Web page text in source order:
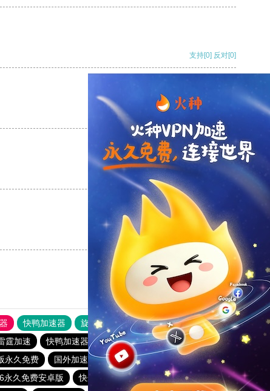
支持[0] 反对[0]
反对
反对[0]
快鸭加速器 旋风加速度器 外网网址导航
软件中心
霆加速 快鸭加速器下载官网苹果
免费加速器永久免费版
永久免费 国外加速器免费 快喵加速器
极风加速器
永久免费安卓版 快连加速器app
下载快鸭加速器最新版